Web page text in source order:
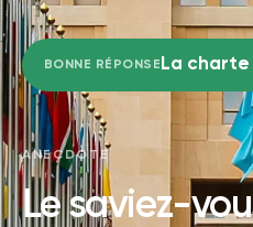
BONNE RÉPONSE La
ANECDOTE
Le saviez-